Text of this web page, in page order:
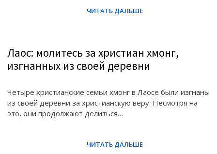
Лаос: молитесь за христиан хмонг,
изгнанных из своей деревни
Четыре христианские семьи хмонг в Лаосе были изгнаны
из своей деревни за христианскую веру. Несмотря на
это, они продолжают делиться…